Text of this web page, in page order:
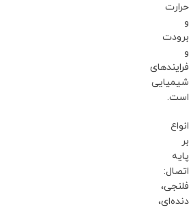
حرارت
و
برودت
و
فرایندهای
شیمیایی
است.
انواع
بر
پایه
اتصال:
فلنجی،
دنده‌ای،